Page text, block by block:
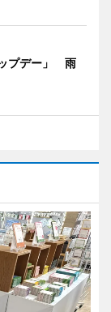
プデー」 雨